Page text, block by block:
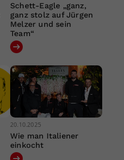
Schett-Eagle „ganz,
ganz stolz auf Jürgen
Melzer und sein
Team“
20.10.2025
Wie man Italiener
einkocht